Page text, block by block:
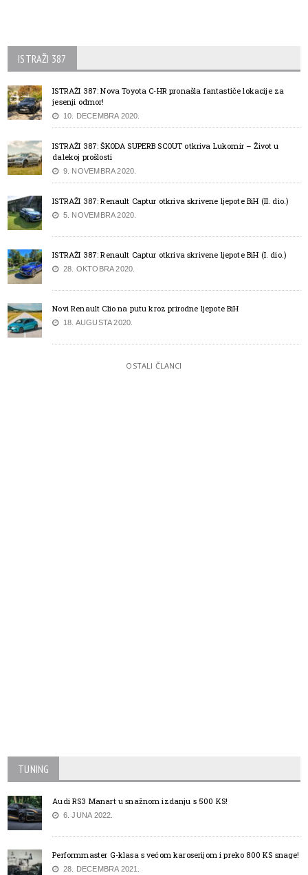
ISTRAŽI 387
ISTRAŽI 387: Nova Toyota C-HR pronašla fantastiče lokacije za
jesenji odmor!
10. DECEMBRA 2020.
ISTRAŽI 387: ŠKODA SUPERB SCOUT otkriva Lukomir – Život u
dalekoj prošlosti
9. NOVEMBRA 2020.
ISTRAŽI 387: Renault Captur otkriva skrivene ljepote BiH (II. dio.)
5. NOVEMBRA 2020.
ISTRAŽI 387: Renault Captur otkriva skrivene ljepote BiH (I. dio.)
28. OKTOBRA 2020.
Novi Renault Clio na putu kroz prirodne ljepote BiH
18. AUGUSTA 2020.
OSTALI ČLANCI
TUNING
Audi RS3 Manart u snažnom izdanju s 500 KS!
6. JUNA 2022.
Performmaster G-klasa s većom karoserijom i preko 800 KS snage!
28. DECEMBRA 2021.